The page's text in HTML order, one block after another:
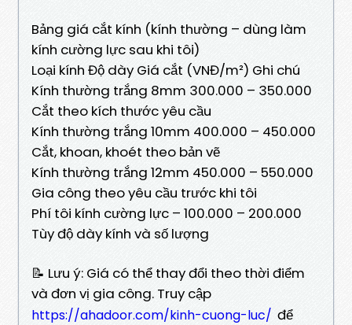
Bảng giá cắt kính (kính thường – dùng làm
kính cường lực sau khi tôi)
Loại kính Độ dày Giá cắt (VNĐ/m²) Ghi chú
Kính thường trắng 8mm 300.000 – 350.000
Cắt theo kích thước yêu cầu
Kính thường trắng 10mm 400.000 – 450.000
Cắt, khoan, khoét theo bản vẽ
Kính thường trắng 12mm 450.000 – 550.000
Gia công theo yêu cầu trước khi tôi
Phí tôi kính cường lực – 100.000 – 200.000
Tùy độ dày kính và số lượng
📝 Lưu ý: Giá có thể thay đổi theo thời điểm
và đơn vị gia công. Truy cập
https://ahadoor.com/kinh-cuong-luc/ để